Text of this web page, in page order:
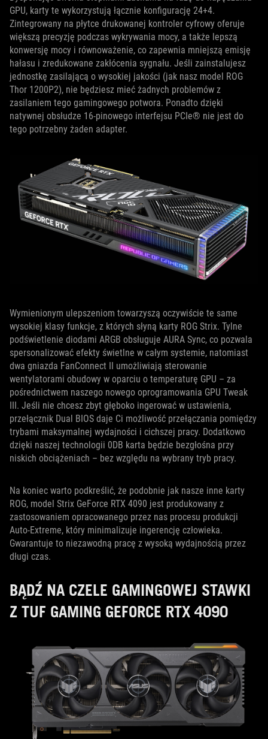
GPU, karty te wykorzystują łącznie konfigurację 24+4.
Zintegrowany na płytce drukowanej kontroler cyfrowy oferuje
większą precyzję podczas wykrywania mocy, a także lepszą
konwersję mocy i równoważenie, co zapewnia mniejszą emisję
hałasu i zredukowane zakłócenia sygnału. Jeśli zainstalujesz
jednostkę zasilającą o wysokiej jakości (jak nasz model ROG
Thor 1200P2), nie będziesz mieć żadnych problemów z
zasilaniem tego gamingowego potwora. Ponadto dzięki
natywnej obsłudze 16-pinowego interfejsu PCIe® nie jest do
tego potrzebny żaden adapter.
Wymienionym ulepszeniom towarzyszą oczywiście te same
wysokiej klasy funkcje, z których słyną karty ROG Strix. Tylne
podświetlenie diodami ARGB obsługuje AURA Sync, co pozwala
spersonalizować efekty świetlne w całym systemie, natomiast
dwa gniazda FanConnect II umożliwiają sterowanie
wentylatorami obudowy w oparciu o temperaturę GPU – za
pośrednictwem naszego nowego oprogramowania GPU Tweak
III. Jeśli nie chcesz zbyt głęboko ingerować w ustawienia,
przełącznik Dual BIOS daje Ci możliwość przełączania pomiędzy
trybami maksymalnej wydajności i cichszej pracy. Dodatkowo
dzięki naszej technologii 0DB karta będzie bezgłośna przy
niskich obciążeniach – bez względu na wybrany tryb pracy.
Na koniec warto podkreślić, że podobnie jak nasze inne karty
ROG, model Strix GeForce RTX 4090 jest produkowany z
zastosowaniem opracowanego przez nas procesu produkcji
Auto-Extreme, który minimalizuje ingerencję człowieka.
Gwarantuje to niezawodną pracę z wysoką wydajnością przez
długi czas.
BĄDŹ NA CZELE GAMINGOWEJ STAWKI
Z TUF GAMING GEFORCE RTX 4090